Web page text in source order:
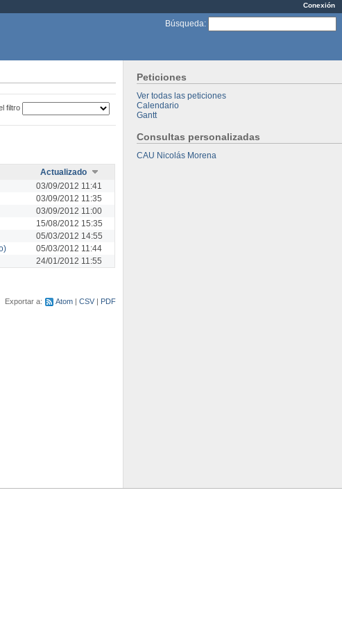
Conexión
Búsqueda:
Peticiones
Ver todas las peticiones
Calendario
Gantt
Consultas personalizadas
CAU Nicolás Morena
filtro
Actualizado
03/09/2012 11:41
03/09/2012 11:35
03/09/2012 11:00
15/08/2012 15:35
05/03/2012 14:55
05/03/2012 11:44
24/01/2012 11:55
Exportar a:
Atom CSV PDF